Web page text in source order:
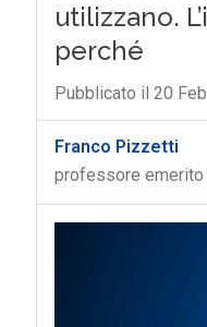
utilizzano.
perché
Pubblicato il 20
Franco Pizzetti
professore emerito